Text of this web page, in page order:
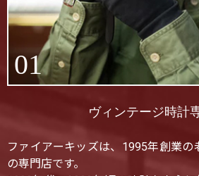
01
ヴィンテージ時計
ファイアーキッズは、1995年創業
の専門店です。